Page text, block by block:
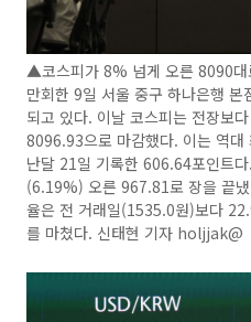
▲코스피가 8% 넘게 오른 8090대
만회한 9일 서울 중구 하나은행 본
되고 있다. 이날 코스피는 전장보
8096.93으로 마감했다. 이는 역대
난달 21일 기록한 606.64포인트
(6.19%) 오른 967.81로 장을 끝
율은 전 거래일(1535.0원)보다
를 마쳤다. 신태현 기자 holjjak@